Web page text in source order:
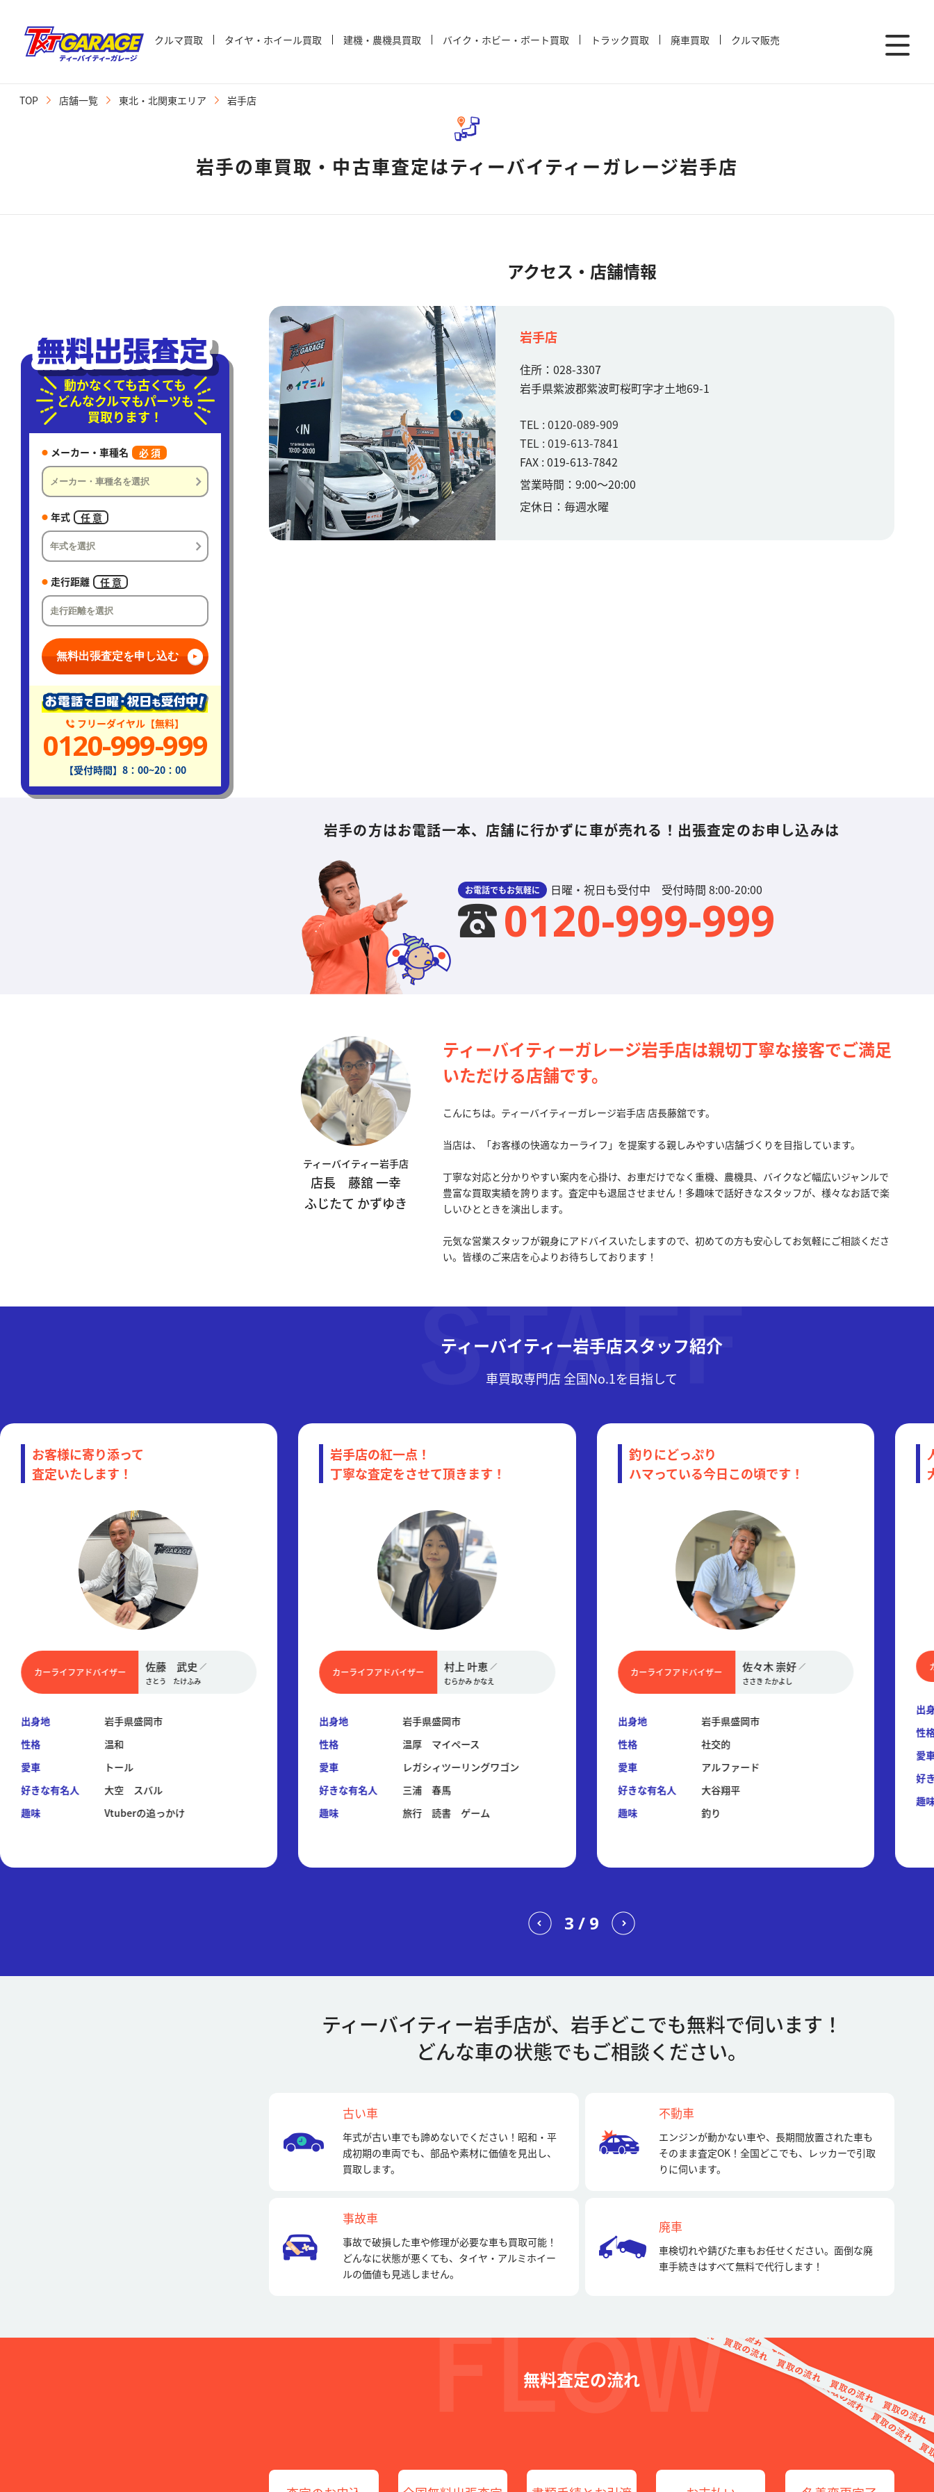
クルマ買取 タイヤ・ホイール買取 建機・農機具買取 バイク・ホビー・ボート買取 トラック買取 廃車買取 クルマ販売
TOP 店舗一覧 東北・北関東エリア 岩手店
岩手の車買取・中古車査定はティーバイティーガレージ岩手店
動かなくても古くても
どんなクルマもパーツも
買取ります！
メーカー・車種名 必 須
年式 任 意
走行距離 任 意
無料出張査定を申し込む
フリーダイヤル【無料】
0120-999-999
【受付時間】8：00~20：00
アクセス・店舗情報
岩手店
住所：028-3307
岩手県紫波郡紫波町桜町字才土地69-1
TEL : 0120-089-909
TEL : 019-613-7841
FAX : 019-613-7842
営業時間：9:00〜20:00
定休日：毎週水曜
岩手の方はお電話一本、店舗に行かずに車が売れる！ 出張査定のお申し込みは
お電話でもお気軽に 日曜・祝日も受付中 受付時間 8:00-20:00
0120-999-999
ティーバイティー岩手店
店長 藤舘 一幸
ふじたて かずゆき
ティーバイティーガレージ岩手店は親切丁寧な接客でご満足
いただける店舗です。
こんにちは。ティーバイティーガレージ岩手店 店長藤舘です。
当店は、「お客様の快適なカーライフ」を提案する親しみやすい店舗づくりを目指しています。
丁寧な対応と分かりやすい案内を心掛け、お車だけでなく重機、農機具、バイクなど幅広いジャンルで
豊富な買取実績を誇ります。査定中も退屈させません！多趣味で話好きなスタッフが、様々なお話で楽
しいひとときを演出します。
元気な営業スタッフが親身にアドバイスいたしますので、初めての方も安心してお気軽にご相談くださ
い。皆様のご来店を心よりお待ちしております！
ティーバイティー岩手店スタッフ紹介
車買取専門店 全国No.1を目指して
お客様に寄り添って
査定いたします！
カーライフアドバイザー 佐藤 武史 ／
さとう たけふみ
出身地
岩手県盛岡市
性格
温和
愛車
トール
好きな有名人
大空 スバル
趣味
Vtuberの追っかけ
岩手店の紅一点！
丁寧な査定をさせて頂きます！
カーライフアドバイザー 村上 叶恵 ／
むらかみ かなえ
出身地
岩手県盛岡市
性格
温厚 マイペース
愛車
レガシィツーリングワゴン
好きな有名人
三浦 春馬
趣味
旅行 読書 ゲーム
釣りにどっぷり
ハマっている今日この頃です！
カーライフアドバイザー 佐々木 崇好 ／
ささき たかよし
出身地
岩手県盛岡市
性格
社交的
愛車
アルファード
好きな有名人
大谷翔平
趣味
釣り
出
性
愛
好
趣
3 / 9
ティーバイティー岩手店が、 岩手どこでも無料で伺います！
どんな車の状態でもご相談ください。
古い車
年式が古い車でも諦めないでください！昭和・平
成初期の車両でも、部品や素材に価値を見出し、
買取します。
不動車
エンジンが動かない車や、長期間放置された車も
そのまま査定OK！全国どこでも、レッカーで引取
りに伺います。
事故車
事故で破損した車や修理が必要な車も買取可能！
どんなに状態が悪くても、タイヤ・アルミホイー
ルの価値も見逃しません。
廃車
車検切れや錆びた車もお任せください。面倒な廃
車手続きはすべて無料で代行します！
無料査定の流れ